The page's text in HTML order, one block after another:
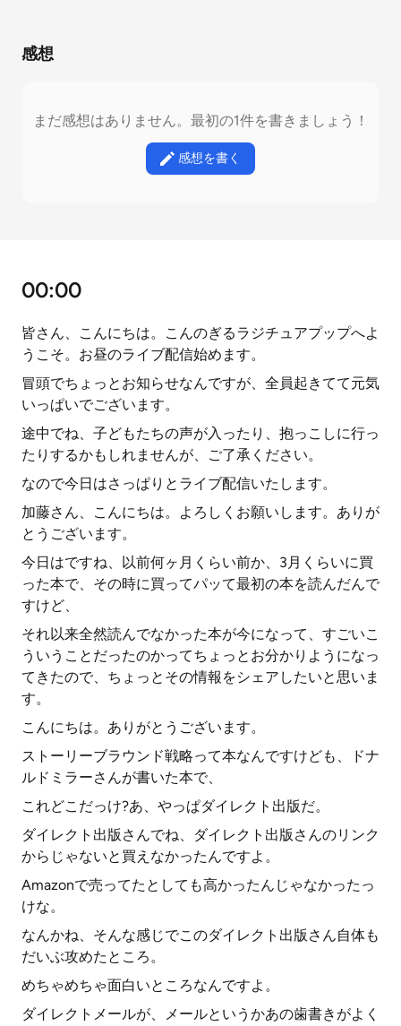
感想
まだ感想はありません。最初の1件を書きましょう！
感想を書く
00:00
皆さん、こんにちは。こんのぎるラジチュアプップへよ
うこそ。お昼のライブ配信始めます。
冒頭でちょっとお知らせなんですが、全員起きてて元気
いっぱいでございます。
途中でね、子どもたちの声が入ったり、抱っこしに行っ
たりするかもしれませんが、ご了承ください。
なので今日はさっぱりとライブ配信いたします。
加藤さん、こんにちは。よろしくお願いします。ありが
とうございます。
今日はですね、以前何ヶ月くらい前か、3月くらいに買
った本で、その時に買ってパッて最初の本を読んだんで
すけど、
それ以来全然読んでなかった本が今になって、すごいこ
ういうことだったのかってちょっとお分かりようになっ
てきたので、ちょっとその情報をシェアしたいと思いま
す。
こんにちは。ありがとうございます。
ストーリーブラウンド戦略って本なんですけども、ドナ
ルドミラーさんが書いた本で、
これどこだっけ?あ、やっぱダイレクト出版だ。
ダイレクト出版さんでね、ダイレクト出版さんのリンク
からじゃないと買えなかったんですよ。
Amazonで売ってたとしても高かったんじゃなかったっ
けな。
なんかね、そんな感じでこのダイレクト出版さん自体も
だいぶ攻めたところ。
めちゃめちゃ面白いところなんですよ。
ダイレクトメールが、メールというかあの歯書きがよく